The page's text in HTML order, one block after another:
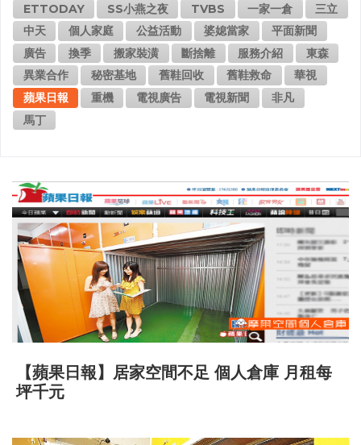
ETTODAY SS小燕之夜 TVBS 一家一倉
三立
中天
個人家庭 公益活動 婆媳當家
平面新聞
廣告
換季 搬家裝潢 斷捨離 服務介紹
東森
異業合作
秘密基地 舊鞋回收 舊鞋救命
華視
蘋果日報
重機 電視廣告 電視新聞
非凡
馬丁
【蘋果日報】居家空間不足 個人倉庫 月租每
坪千元